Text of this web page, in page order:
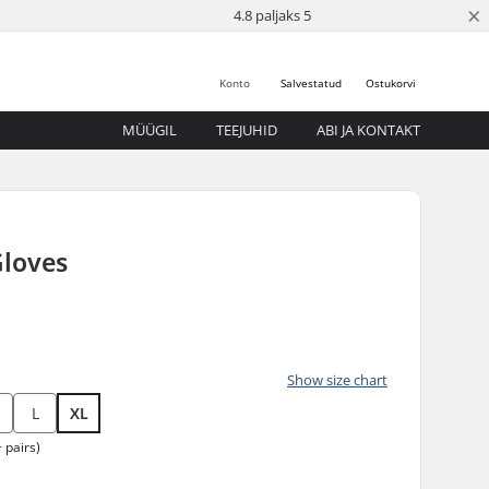
4.8 paljaks 5 ×
Ostukorvi
Salvestatud
Konto
MÜÜGIL TEEJUHID ABI JA KONTAKT
Show size chart
L XL
pairs)